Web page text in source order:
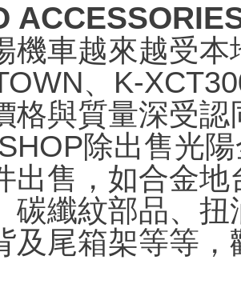
機車越來越受
、K-
格與質量深受
除出售光
出售，如合金
碳纖紋部品、
及尾箱架等等